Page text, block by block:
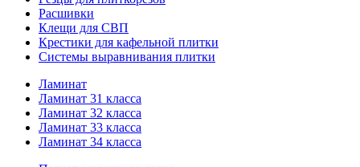
Расшивки
Клещи для СВП
Крестики для кафельной плитки
Системы выравнивания плитки
Ламинат
Ламинат 31 класса
Ламинат 32 класса
Ламинат 33 класса
Ламинат 34 класса